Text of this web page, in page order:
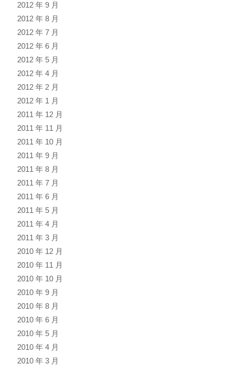
2012 年 9 月
2012 年 8 月
2012 年 7 月
2012 年 6 月
2012 年 5 月
2012 年 4 月
2012 年 2 月
2012 年 1 月
2011 年 12 月
2011 年 11 月
2011 年 10 月
2011 年 9 月
2011 年 8 月
2011 年 7 月
2011 年 6 月
2011 年 5 月
2011 年 4 月
2011 年 3 月
2010 年 12 月
2010 年 11 月
2010 年 10 月
2010 年 9 月
2010 年 8 月
2010 年 6 月
2010 年 5 月
2010 年 4 月
2010 年 3 月